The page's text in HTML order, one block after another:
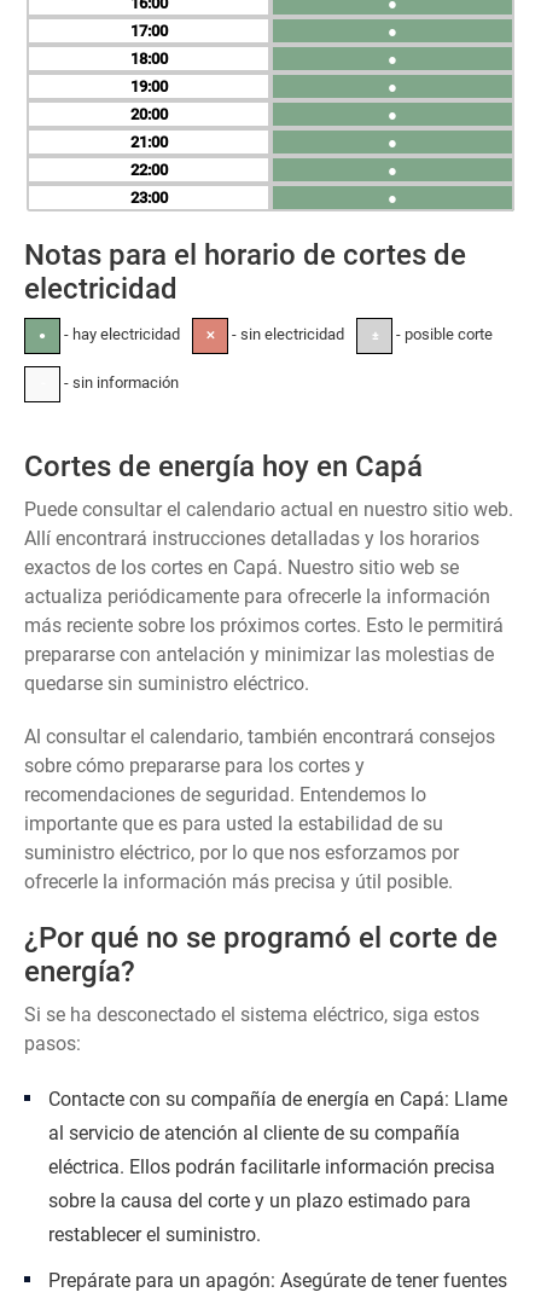
17
18
19
20
21
22
23
●
●
●
●
●
●
●
Notas para el horario de cortes de
electricidad
● - hay electricidad ✕ - sin electricidad ± - posible corte
- sin información
Cortes de energía hoy en Capá
Puede consultar el calendario actual en nuestro sitio web.
Allí encontrará instrucciones detalladas y los horarios
exactos de los cortes en Capá. Nuestro sitio web se
actualiza periódicamente para ofrecerle la información
más reciente sobre los próximos cortes. Esto le permitirá
prepararse con antelación y minimizar las molestias de
quedarse sin suministro eléctrico.
Al consultar el calendario, también encontrará consejos
sobre cómo prepararse para los cortes y
recomendaciones de seguridad. Entendemos lo
importante que es para usted la estabilidad de su
suministro eléctrico, por lo que nos esforzamos por
ofrecerle la información más precisa y útil posible.
¿Por qué no se programó el corte de
energía?
Si se ha desconectado el sistema eléctrico, siga estos
pasos:
Contacte con su compañía de energía en Capá: Llame
al servicio de atención al cliente de su compañía
eléctrica. Ellos podrán facilitarle información precisa
sobre la causa del corte y un plazo estimado para
restablecer el suministro.
Prepárate para un apagón: Asegúrate de tener fuentes